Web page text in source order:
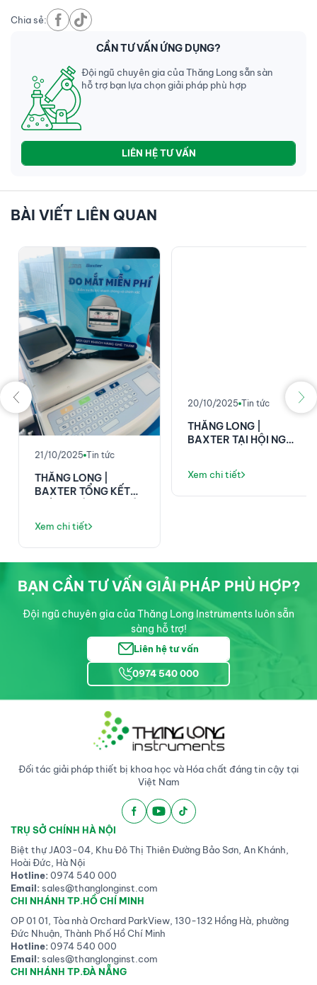
Chia sẻ:
CẦN TƯ VẤN ỨNG DỤNG?
Đội ngũ chuyên gia của Thăng Long sẵn sàn
hỗ trợ bạn lựa chọn giải pháp phù hợp
LIÊN HỆ TƯ VẤN
BÀI VIẾT LIÊN QUAN
21/10/2025 Tin tức
THĂNG LONG |
BAXTER TỔNG KẾT
NGHỊ KHOA HỌC ĐIỀU
DƯỠNG PHENIKAA!
Xem chi tiết
20/10/2025 Tin tức
THĂNG LONG |
BAXTER TẠI HỘI NGHỊ
Xem chi tiết
BẠN CẦN TƯ VẤN GIẢI PHÁP PHÙ HỢP?
Đội ngũ chuyên gia của Thăng Long Instruments luôn sẵn
sàng hỗ trợ!
Liên hệ tư vấn
0974 540 000
Đối tác giải pháp thiết bị khoa học và Hóa chất đáng tin cậy tại
Việt Nam
TRỤ SỞ CHÍNH HÀ NỘI
Biệt thự JA03-04, Khu Đô Thị Thiên Đường Bảo Sơn, An Khánh,
Hoài Đức, Hà Nội
Hotline:0974 540 000
Email:sales@thanglonginst.com
CHI NHÁNH TP.HỒ CHÍ MINH
OP 01 01, Tòa nhà Orchard ParkView, 130-132 Hồng Hà, phường
Đức Nhuận, Thành Phố Hồ Chí Minh
Hotline:0974 540 000
Email:sales@thanglonginst.com
CHI NHÁNH TP.ĐÀ NẴNG